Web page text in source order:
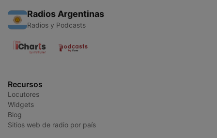
Radios Argentinas
Radios y Podcasts
Recursos
Locutores
Widgets
Blog
Sitios web de radio por país